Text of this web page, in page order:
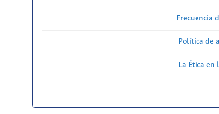
Frecuencia
Política de
La Ética en